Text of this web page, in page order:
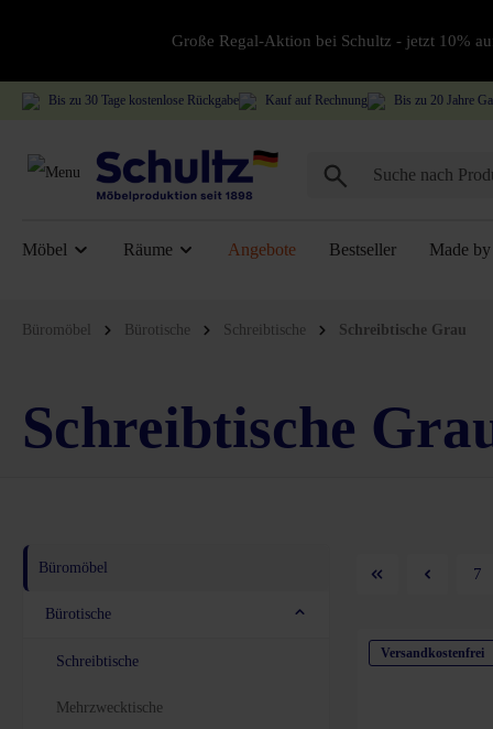
Große Regal-Aktion bei Schultz - jetzt 10%
Bis zu 30 Tage kostenlose Rückgabe Kauf auf Rechnung Bis zu 20 Jahre
Möbel Räume Angebote Bestseller Made
Büromöbel Bürotische Schreibtische Schreibtische Grau
Schreibtische
Büromöbel
Bürotische
Schreibtische
Mehrzwecktische
7
Versandkostenfrei